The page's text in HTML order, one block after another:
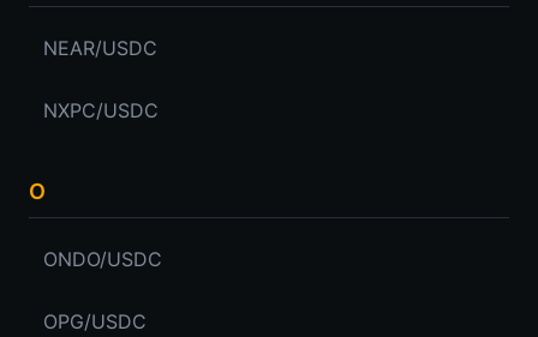
NEAR/USDC
NXPC/USDC
O
ONDO/USDC
OPG/USDC